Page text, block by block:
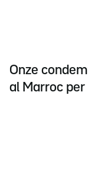
Onze
al Marroc per